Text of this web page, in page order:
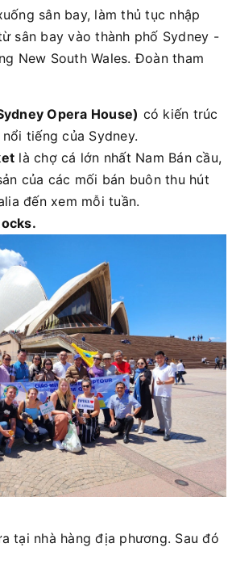
sân bay, làm thủ tục nhập
sân bay vào thành phố Sydney -
New South Wales. Đoàn tham
Opera House) có kiến trúc
tiếng của Sydney.
là chợ cá lớn nhất Nam Bán cầu,
của các mối bán buôn thu hút
đến xem mỗi tuần.
tại nhà hàng địa phương. Sau đó